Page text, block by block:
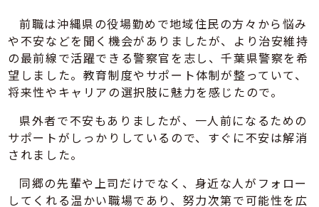
前職は沖縄県の役場勤めで地域住民の方々から悩み
や不安などを聞く機会がありましたが、より治安維持
の最前線で活躍できる警察官を志し、千葉県警察を希
望しました。教育制度やサポート体制が整っていて、
将来性やキャリアの選択肢に魅力を感じたので。
県外者で不安もありましたが、一人前になるための
サポートがしっかりしているので、すぐに不安は解消
されました。
同郷の先輩や上司だけでなく、身近な人がフォロー
してくれる温かい職場であり、努力次第で可能性を広